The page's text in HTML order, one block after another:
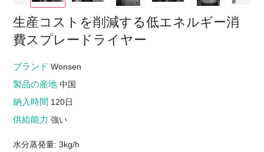
生産コストを削減する低エネルギー消
費スプレードライヤー
ブランドWonsen
製品の産地中国
納入時間 120日
供給能力強い
水分蒸発量: 3kg/h